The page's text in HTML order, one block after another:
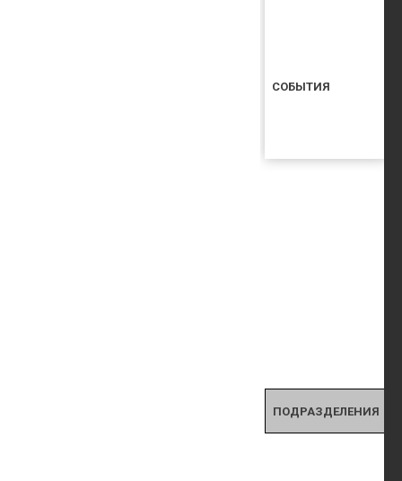
СОБЫТИЯ
ПОДРАЗДЕЛЕНИЯ